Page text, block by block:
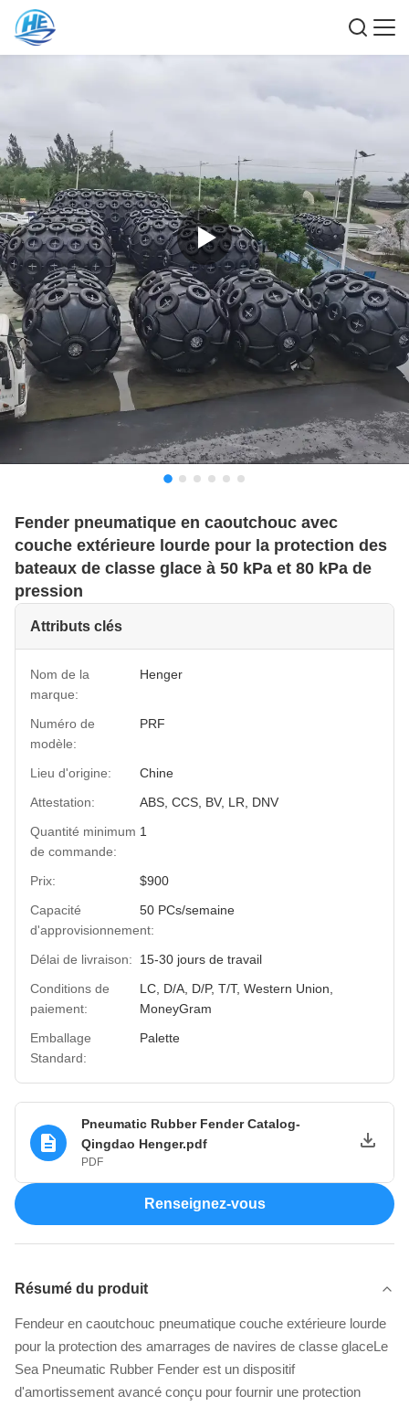
Fender pneumatique en caoutchouc avec
couche extérieure lourde pour la protection des
bateaux de classe glace à 50 kPa et 80 kPa de
pression
Attributs clés
Nom de la
marque:
Henger
Numéro de
modèle:
PRF
Lieu d'origine:
Chine
Attestation:
ABS, CCS, BV, LR, DNV
Quantité minimum
de commande:
1
Prix:
$900
Capacité
d'approvisionnement:
50 PCs/semaine
Délai de livraison:
15-30 jours de travail
Conditions de
paiement:
LC, D/A, D/P, T/T, Western Union,
MoneyGram
Emballage
Standard:
Palette
Pneumatic Rubber Fender Catalog-
Qingdao Henger.pdf
PDF
Renseignez-vous
Résumé du produit
Fendeur en caoutchouc pneumatique couche extérieure lourde
pour la protection des amarrages de navires de classe glaceLe
Sea Pneumatic Rubber Fender est un dispositif
d'amortissement avancé conçu pour fournir une protection